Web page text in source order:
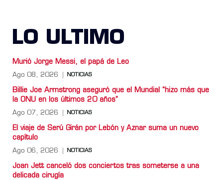
LO ULTIMO
Murió Jorge Messi, el papá de Leo
Ago 08, 2026 NOTICIAS
Billie Joe Armstrong aseguró que el Mundial “hizo más que
la ONU en los últimos 20 años”
Ago 07, 2026 NOTICIAS
El viaje de Serú Girán por Lebón y Aznar suma un nuevo
capítulo
Ago 06, 2026 NOTICIAS
Joan Jett canceló dos conciertos tras someterse a una
delicada cirugía